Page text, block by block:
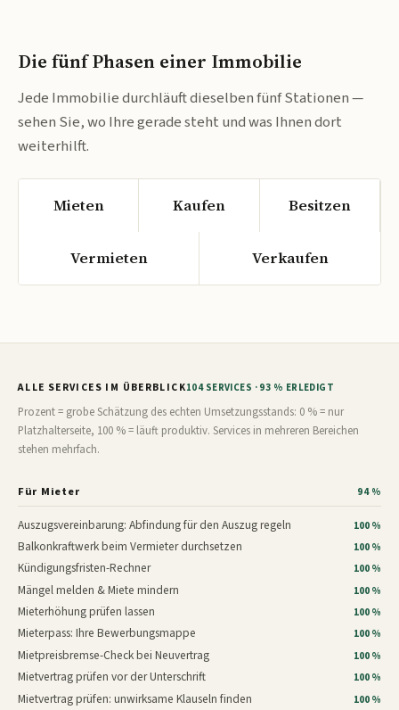
Die fünf Phasen einer Immobilie
Jede Immobilie durchläuft dieselben fünf Stationen —
sehen Sie, wo Ihre gerade steht und was Ihnen dort
weiterhilft.
Mieten Kaufen Besitzen
Vermieten Verkaufen
ALLE SERVICES IM ÜBERBLICK104 SERVICES · 93 % ERLEDIGT
Prozent = grobe Schätzung des echten Umsetzungsstands: 0 % = nur
Platzhalterseite, 100 % = läuft produktiv. Services in mehreren Bereichen
stehen mehrfach.
Für Mieter 94 %
Auszugsvereinbarung: Abfindung für den Auszug regeln 100 %
Balkonkraftwerk beim Vermieter durchsetzen 100 %
Kündigungsfristen-Rechner 100 %
Mängel melden & Miete mindern 100 %
Mieterhöhung prüfen lassen 100 %
Mieterpass: Ihre Bewerbungsmappe 100 %
Mietpreisbremse-Check bei Neuvertrag 100 %
Mietvertrag prüfen vor der Unterschrift 100 %
Mietvertrag prüfen: unwirksame Klauseln finden 100 %